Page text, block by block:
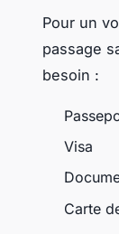
Pour un
passage
besoin :
Visa
Carte